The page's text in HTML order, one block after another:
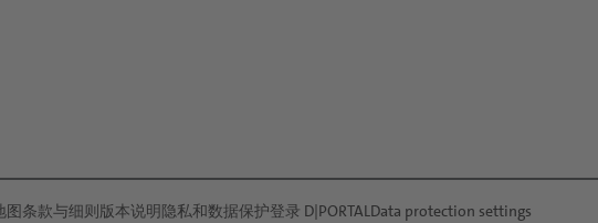
图条款与细则 版本说明 隐私和数据保护登录 D|PORTALData protection settings